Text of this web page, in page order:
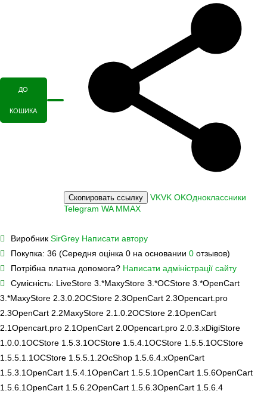
ДО
КОШИКА
Скопировать ссылку VKVK OKОдноклассники
Telegram WA MMAX
Виробник SirGrey Написати автору
Покупка: 36 (Середня оцінка 0 на основании 0 отзывов)
Потрібна платна допомога? Написати адміністрації сайту
Сумісність: LiveStore 3.*MaxyStore 3.*OCStore 3.*OpenCart
3.*MaxyStore 2.3.0.2OCStore 2.3OpenCart 2.3Opencart.pro
2.3OpenCart 2.2MaxyStore 2.1.0.2OCStore 2.1OpenCart
2.1Opencart.pro 2.1OpenCart 2.0Opencart.pro 2.0.3.хDigiStore
1.0.0.1OCStore 1.5.3.1OCStore 1.5.4.1OCStore 1.5.5.1OCStore
1.5.5.1.1OCStore 1.5.5.1.2OcShop 1.5.6.4.хOpenCart
1.5.3.1OpenCart 1.5.4.1OpenCart 1.5.5.1OpenCart 1.5.6OpenCart
1.5.6.1OpenCart 1.5.6.2OpenCart 1.5.6.3OpenCart 1.5.6.4